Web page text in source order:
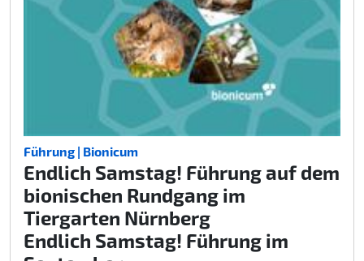
Führung | Bionicum
Endlich Samstag! Führung auf dem
bionischen Rundgang im
Tiergarten Nürnberg
Endlich Samstag! Führung im